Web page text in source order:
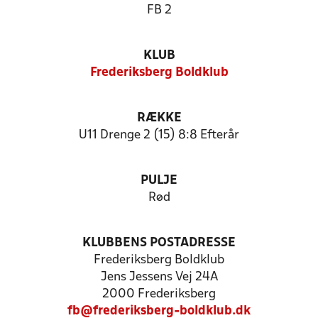
FB 2
KLUB
Frederiksberg Boldklub
RÆKKE
U11 Drenge 2 (15) 8:8 Efterår
PULJE
Rød
KLUBBENS POSTADRESSE
Frederiksberg Boldklub
Jens Jessens Vej 24A
2000 Frederiksberg
fb@frederiksberg-boldklub.dk